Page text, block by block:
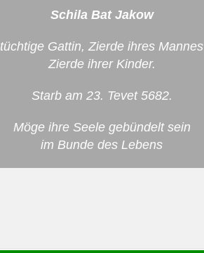
Schila Bat Jakow
tüchtige Gattin, Zierde ihres Mannes
Zierde ihrer Kinder.
Starb am 23. Tevet 5682.
Möge ihre Seele gebündelt sein
im Bunde des Lebens